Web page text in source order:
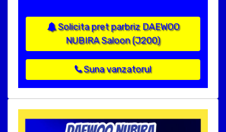
Solicita pret parbriz DAEWOO
NUBIRA Saloon (J200)
Suna vanzatorul